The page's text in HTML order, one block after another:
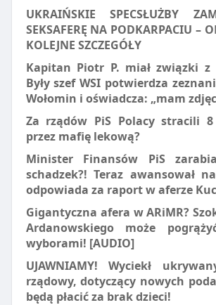
UKRAIŃSKIE SPECSŁUŻBY
SEKSAFERĘ NA PODKARPACIU –
KOLEJNE SZCZEGÓŁY
Kapitan Piotr P. miał związki z
Były szef WSI potwierdza
Wołomin i oświadcza: „mam zdjęc
Za rządów PiS Polacy stracili
przez mafię lekową?
Minister Finansów PiS
schadzek?! Teraz awansował
odpowiada za raport w aferze
Gigantyczna afera w ARiMR?
Ardanowskiego może
wyborami! [AUDIO]
UJAWNIAMY! Wyciekł
rządowy, dotyczący nowych
będą płacić za brak dzieci!